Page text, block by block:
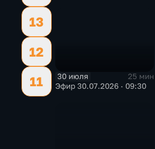
13
12
11
30 июля
25 мин
Эфир 30.07.2026 · 09:30